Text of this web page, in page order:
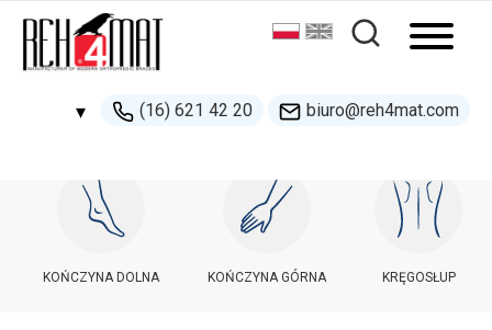
▾ (16) 621 42 20 biuro@reh4mat.com
500 132 274
handel@reh4mat.com
KOŃCZYNA DOLNA KOŃCZYNA GÓRNA KRĘGOSŁUP